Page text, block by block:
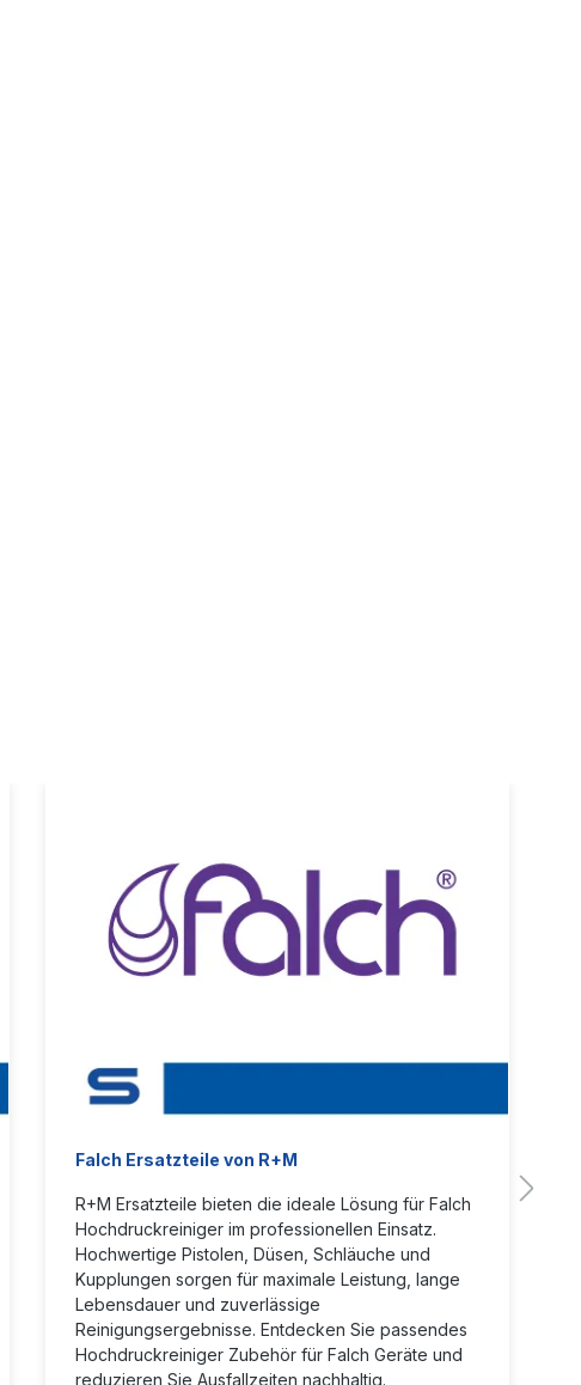
Falch Ersatzteile von R+M
R+M Ersatzteile bieten die ideale Lösung für Falch
Hochdruckreiniger im professionellen Einsatz.
Hochwertige Pistolen, Düsen, Schläuche und
Kupplungen sorgen für maximale Leistung, lange
Lebensdauer und zuverlässige
Reinigungsergebnisse. Entdecken Sie passendes
Hochdruckreiniger Zubehör für Falch Geräte und
reduzieren Sie Ausfallzeiten nachhaltig.